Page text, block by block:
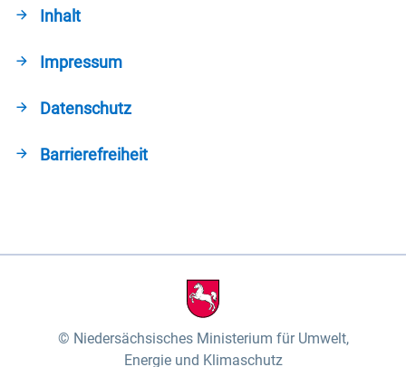
Inhalt
Impressum
Datenschutz
Barrierefreiheit
Niedersächsisches Ministerium für Umwelt,
Energie und Klimaschutz